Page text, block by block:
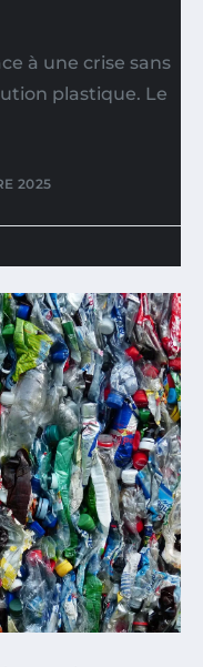
à une crise sans
plastique. Le
2025